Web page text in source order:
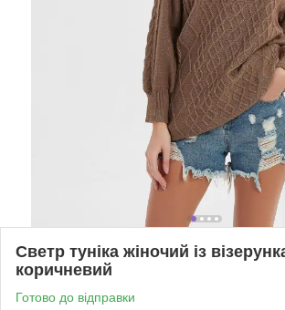
Светр туніка жіночий із
коричневий
Готово до відправки